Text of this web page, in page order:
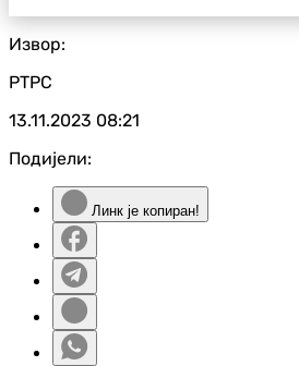
Извор:
РТРС
13.11.2023 08:21
Подијели:
Линк је копиран!